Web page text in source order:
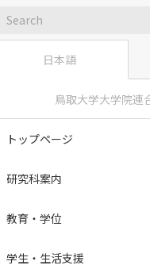
新着情
報
南米支部を設立！グローバル
日本語
鳥取大学大学院連
トップページ
研究科案内
教育・学位
学生・生活支援